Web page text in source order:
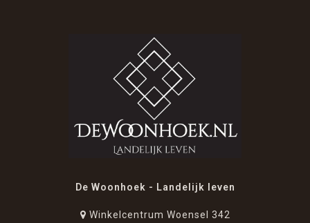
De Woonhoek - Landelijk leven
Winkelcentrum Woensel 342